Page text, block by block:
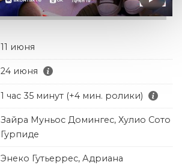
11 июня
24 июня
1 час 35 минут (+4 мин. ролики)
Зайра Муньос Домингес, Хулио Сото
Гурпиде
Энеко Гутьеррес, Адриана